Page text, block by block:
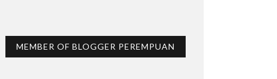
MEMBER OF BLOGGER PEREMPUAN